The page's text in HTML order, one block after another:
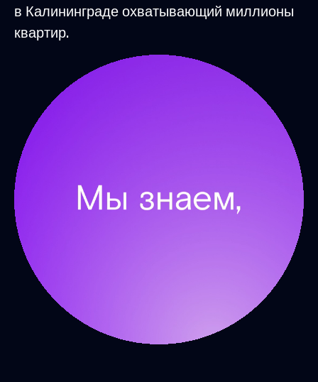
в Калининграде охватывающий миллионы
квартир.